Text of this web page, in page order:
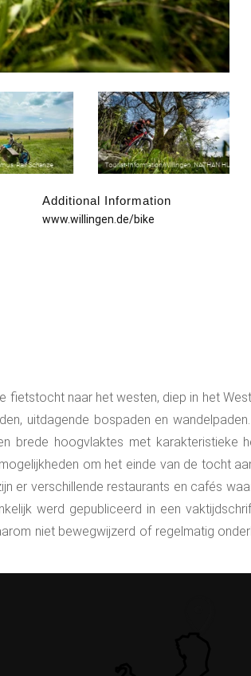
Additional Information
www.willingen.de/bike
fietstocht naar het westen, diep in het
uitdagende bospaden en
brede hoogvlaktes met
om het einde van de tocht
er verschillende restaurants en cafés
werd gepubliceerd in een
niet bewegwijzerd of regelmatig